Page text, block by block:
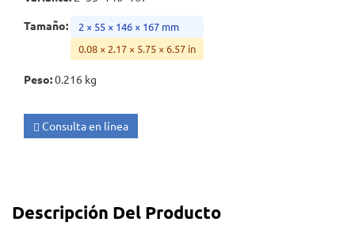
Tamaño:
2 × 55 × 146 × 167 mm
0.08 × 2.17 × 5.75 × 6.57 in
Peso:0.216 kg
Consulta en línea
Descripción Del Producto